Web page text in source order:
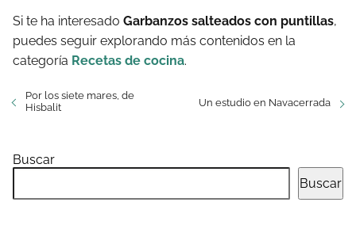
Si te ha interesado Garbanzos salteados con puntillas,
puedes seguir explorando más contenidos en la
categoría Recetas de cocina.
Por los siete mares, de
Hisbalit
Un estudio en Navacerrada
Buscar
Buscar